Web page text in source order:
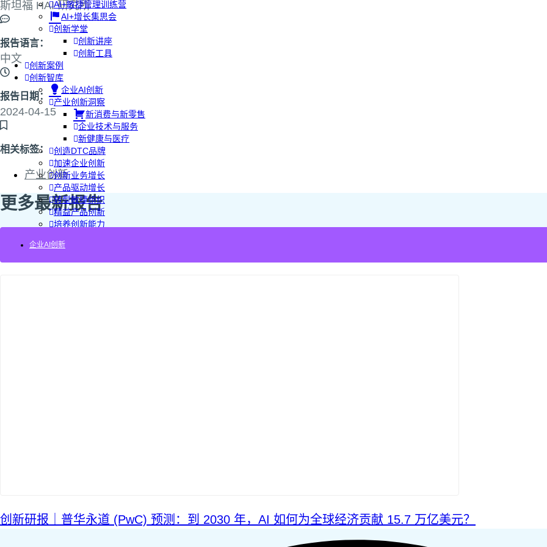
AI+敏捷管理训练营
AI+增长集思会
创新学堂
创新讲座
创新工具
创新案例
创新智库
企业AI创新
产业创新洞察
新消费与新零售
企业技术与服务
新健康与医疗
创造DTC品牌
加速企业创新
创新业务增长
产品驱动增长
转型敏捷组织
精益产品创新
培养创新能力
运营创新转型
营销创新趋势报告
斯坦福 HAI 研究所
报告语言：
中文
报告日期：
2024-04-15
相关标签：
产业创新
更多最新报告
企业AI创新
创新研报｜普华永道 (PwC) 预测：到 2030 年，AI 如何为全球经济贡献 15.7 万亿美元？